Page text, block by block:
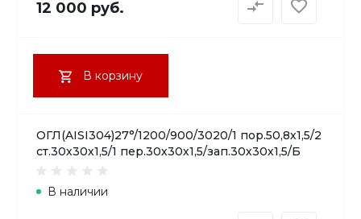
12 000 руб.
В корзину
ОГЛ(AISI304)27°/1200/900/3020/1 пор.50,8х1,5/2
ст.30х30х1,5/1 пер.30х30х1,5/зап.30х30х1,5/Б
В наличии